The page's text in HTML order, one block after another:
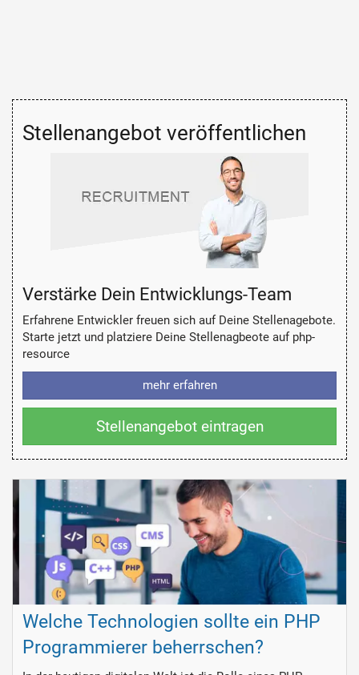
Stellenangebot veröffentlichen
Verstärke Dein Entwicklungs-Team
Erfahrene Entwickler freuen sich auf Deine Stellenagebote.
Starte jetzt und platziere Deine Stellenagbeote auf php-
resource
mehr erfahren
Stellenangebot eintragen
Welche Technologien sollte ein PHP
Programmierer beherrschen?